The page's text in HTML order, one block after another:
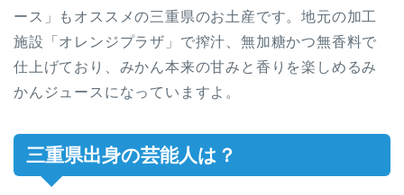
ース」もオススメの三重県のお土産です。地元の加工
施設「オレンジプラザ」で搾汁、無加糖かつ無香料で
仕上げており、みかん本来の甘みと香りを楽しめるみ
かんジュースになっていますよ。
三重県出身の芸能人は？